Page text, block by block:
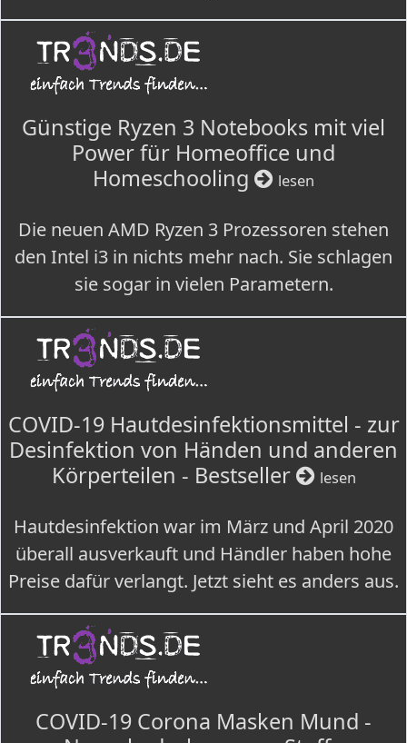
Günstige Ryzen 3 Notebooks mit viel
Power für Homeoffice und
Homeschooling
lesen
Die neuen AMD Ryzen 3 Prozessoren stehen
den Intel i3 in nichts mehr nach. Sie schlagen
sie sogar in vielen Parametern.
COVID-19 Hautdesinfektionsmittel - zur
Desinfektion von Händen und anderen
Körperteilen - Bestseller
lesen
Hautdesinfektion war im März und April 2020
überall ausverkauft und Händler haben hohe
Preise dafür verlangt. Jetzt sieht es anders aus.
COVID-19 Corona Masken Mund -